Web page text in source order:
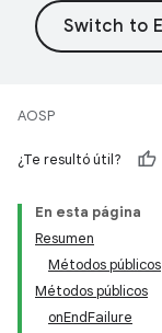
AOSP
¿Te resultó útil?
En esta página
Resumen
Métodos públicos
Métodos públicos
onEndFailure